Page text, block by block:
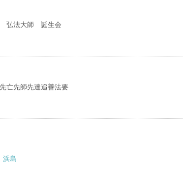
弘法大師 誕生会
亡先師先達追善法要
浜島